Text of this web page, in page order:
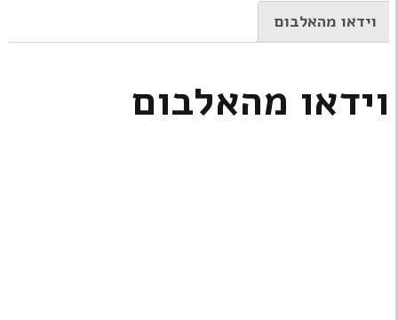
וידאו מהאלבום
וידאו מהאלבום